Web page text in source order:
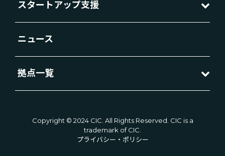
スタートアップ支援
ニュース
拠点一覧
Copyright © 2024 CIC. All Rights Reserved. CIC is a
trademark of CIC.
プライバシー・ポリシー